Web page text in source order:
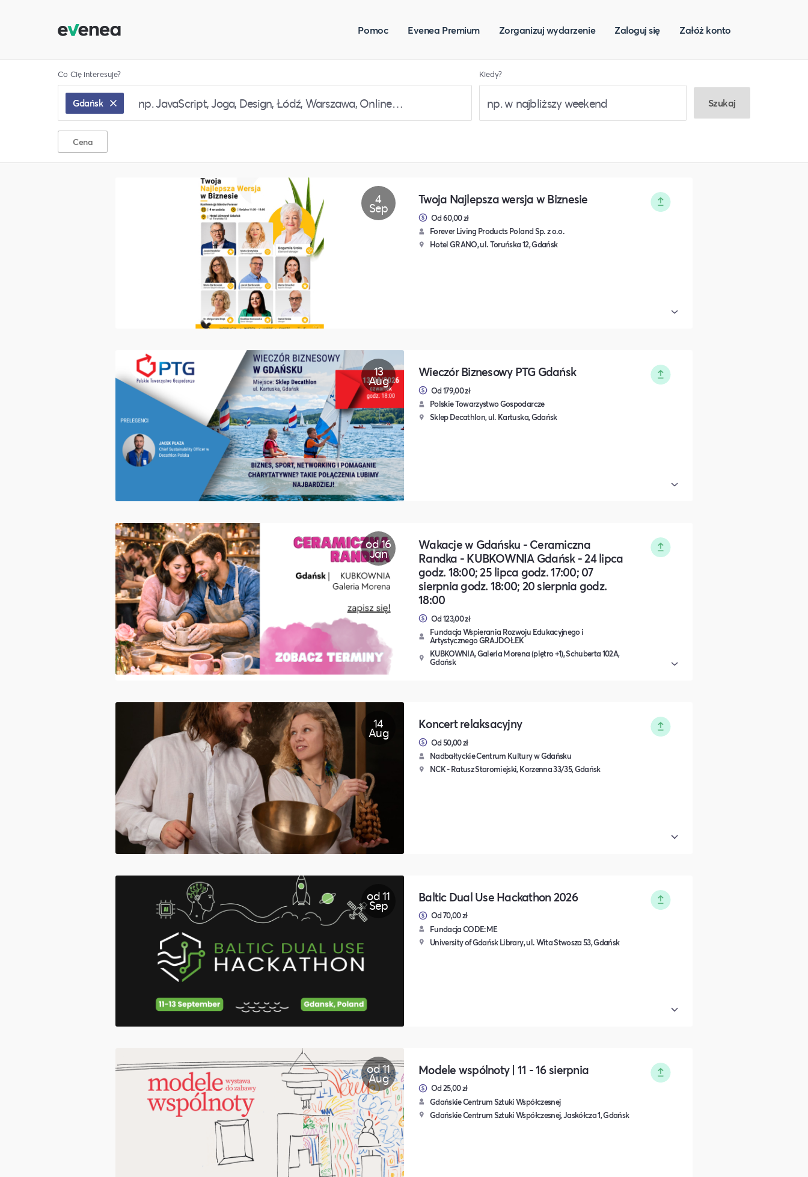
Pomoc Evenea Premium Zorganizuj wydarzenie Zaloguj się Załóż konto
Co Cię interesuje?
Gdańsk
Kiedy?
Szukaj
Cena
4
Sep
Twoja Najlepsza wersja w Biznesie
Od 60,00 zł
Forever Living Products Poland Sp. z o.o.
Hotel GRANO, ul. Toruńska 12, Gdańsk
13
Aug
Wieczór Biznesowy PTG Gdańsk
Od 179,00 zł
Polskie Towarzystwo Gospodarcze
Sklep Decathlon, ul. Kartuska, Gdańsk
od 16
Jan
Wakacje w Gdańsku - Ceramiczna
Randka - KUBKOWNIA Gdańsk - 24 lipca
godz. 18:00; 25 lipca godz. 17:00; 07
sierpnia godz. 18:00; 20 sierpnia godz.
18:00
Od 123,00 zł
Fundacja Wspierania Rozwoju Edukacyjnego i
Artystycznego GRAJDOŁEK
KUBKOWNIA, Galeria Morena (piętro +1), Schuberta 102A,
Gdańsk
14
Aug
Koncert relaksacyjny
Od 50,00 zł
Nadbałtyckie Centrum Kultury w Gdańsku
NCK - Ratusz Staromiejski, Korzenna 33/35, Gdańsk
od 11
Sep
Baltic Dual Use Hackathon 2026
Od 70,00 zł
Fundacja CODE:ME
University of Gdańsk Library, ul. Wita Stwosza 53, Gdańsk
od 11
Aug
Modele wspólnoty | 11 - 16 sierpnia
Od 25,00 zł
Gdańskie Centrum Sztuki Współczesnej
Gdańskie Centrum Sztuki Współczesnej, Jaskółcza 1, Gdańsk